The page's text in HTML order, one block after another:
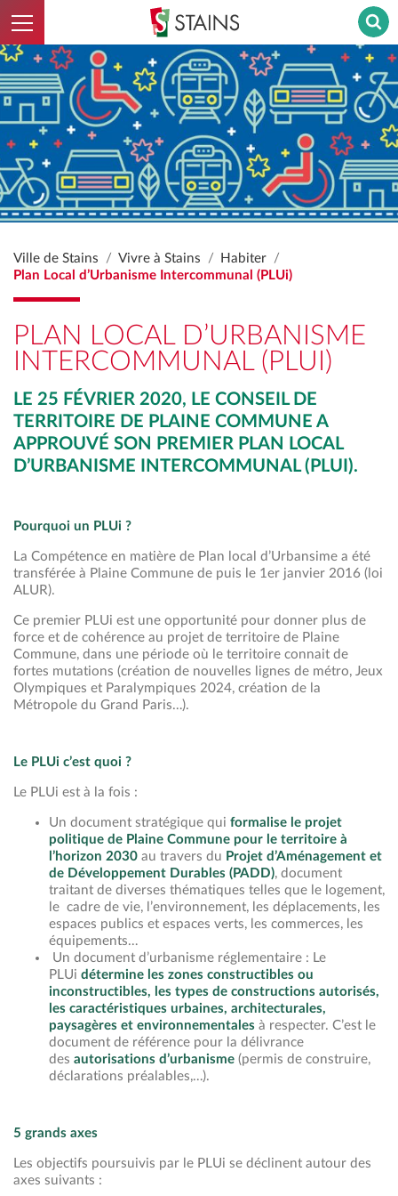
Ouvrir le menu Stains - Retour à l'accueil
Ville de Stains Vivre à Stains
Habiter
Plan Local d’Urbanisme Intercommunal (PLUi)
PLAN LOCAL D’URBANISME
INTERCOMMUNAL (PLUI)
LE 25 FÉVRIER 2020, LE CONSEIL DE
TERRITOIRE DE PLAINE COMMUNE A
APPROUVÉ SON PREMIER PLAN LOCAL
D’URBANISME INTERCOMMUNAL (PLUI).
Pourquoi un PLUi ?
La Compétence en matière de Plan local d’Urbansime a été
transférée à Plaine Commune de puis le 1er janvier 2016 (loi
ALUR).
Ce premier PLUi est une opportunité pour donner plus de
force et de cohérence au projet de territoire de Plaine
Commune, dans une période où le territoire connait de
fortes mutations (création de nouvelles lignes de métro, Jeux
Olympiques et Paralympiques 2024, création de la
Métropole du Grand Paris…).
Le PLUi c’est quoi ?
Le PLUi est à la fois :
Un document stratégique qui formalise le projet
politique de Plaine Commune pour le territoire à
l’horizon 2030 au travers du Projet d’Aménagement et
de Développement Durables (PADD), document
traitant de diverses thématiques telles que le logement,
le cadre de vie, l’environnement, les déplacements, les
espaces publics et espaces verts, les commerces, les
équipements…
Un document d’urbanisme réglementaire : Le
PLUi détermine les zones constructibles ou
inconstructibles, les types de constructions autorisés,
les caractéristiques urbaines, architecturales,
paysagères et environnementales à respecter. C’est le
document de référence pour la délivrance
des autorisations d’urbanisme (permis de construire,
déclarations préalables,…).
5 grands axes
Les objectifs poursuivis par le PLUi se déclinent autour des
axes suivants :